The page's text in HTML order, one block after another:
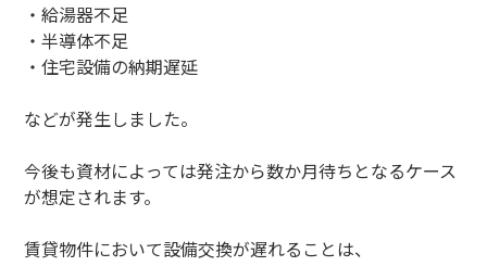
・給湯器不足
・半導体不足
・住宅設備の納期遅延
などが発生しました。
今後も資材によっては発注から数か月待ちとなるケース
が想定されます。
賃貸物件において設備交換が遅れることは、